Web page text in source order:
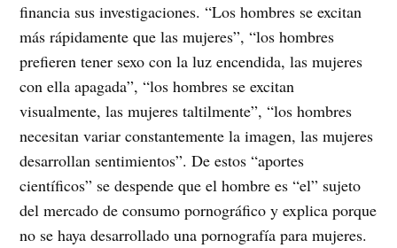
financia sus investigaciones. “Los hombres se excitan
más rápidamente que las mujeres”, “los hombres
prefieren tener sexo con la luz encendida, las mujeres
con ella apagada”, “los hombres se excitan
visualmente, las mujeres taltilmente”, “los hombres
necesitan variar constantemente la imagen, las mujeres
desarrollan sentimientos”. De estos “aportes
científicos” se despende que el hombre es “el” sujeto
del mercado de consumo pornográfico y explica porque
no se haya desarrollado una pornografía para mujeres.